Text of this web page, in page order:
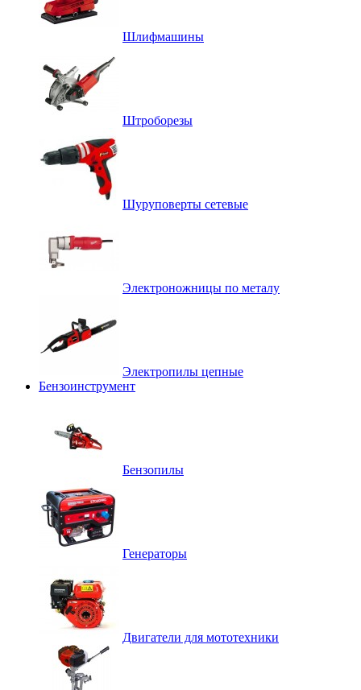
Шлифмашины
Штроборезы
Шуруповерты сетевые
Электроножницы по металу
Электропилы цепные
Бензоинструмент
Бензопилы
Генераторы
Двигатели для мототехники